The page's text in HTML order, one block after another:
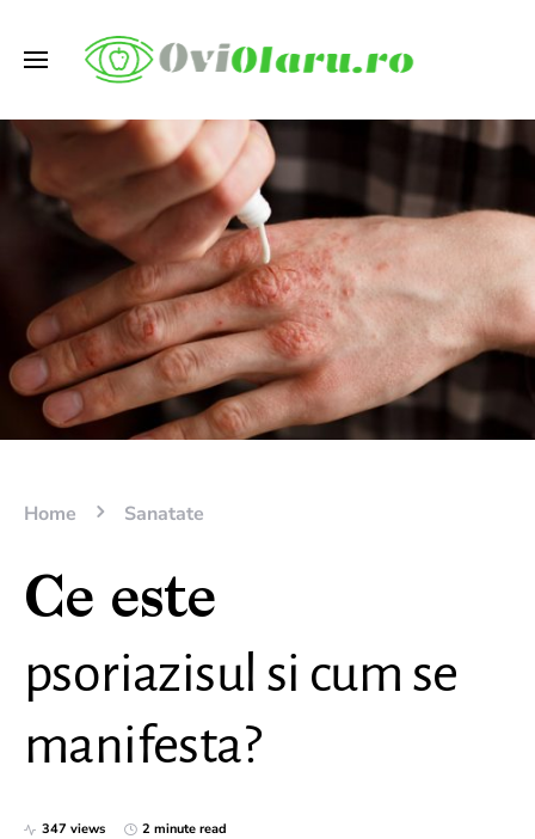
Home Sanatate
Ce este
psoriazisul si cum se
manifesta?
347 views 2 minute read